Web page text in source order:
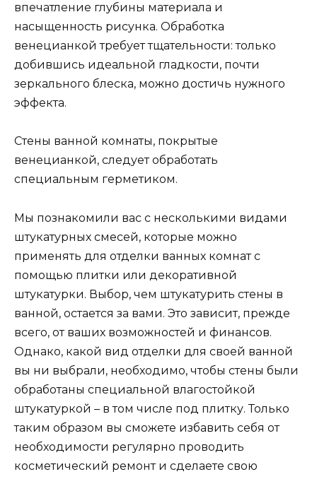
впечатление глубины материала и
насыщенность рисунка. Обработка
венецианкой требует тщательности: только
добившись идеальной гладкости, почти
зеркального блеска, можно достичь нужного
эффекта.
Стены ванной комнаты, покрытые
венецианкой, следует обработать
специальным герметиком.
Мы познакомили вас с несколькими видами
штукатурных смесей, которые можно
применять для отделки ванных комнат с
помощью плитки или декоративной
штукатурки. Выбор, чем штукатурить стены в
ванной, остается за вами. Это зависит, прежде
всего, от ваших возможностей и финансов.
Однако, какой вид отделки для своей ванной
вы ни выбрали, необходимо, чтобы стены были
обработаны специальной влагостойкой
штукатуркой – в том числе под плитку. Только
таким образом вы сможете избавить себя от
необходимости регулярно проводить
косметический ремонт и сделаете свою